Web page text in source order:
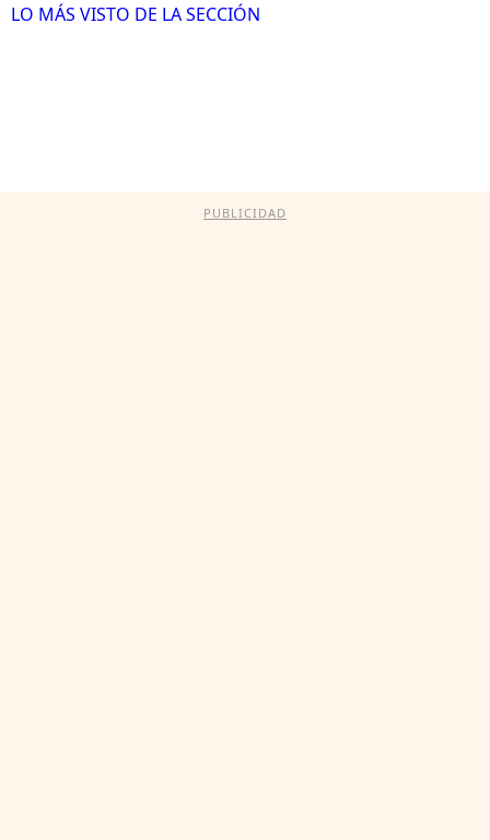
LO MÁS VISTO DE LA SECCIÓN
PUBLICIDAD